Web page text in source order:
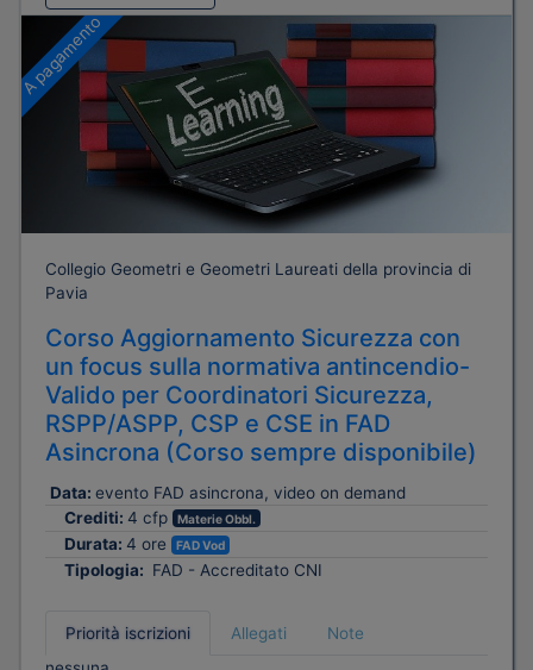
A pagamento
Collegio Geometri e Geometri Laureati della provincia di
Pavia
Corso Aggiornamento Sicurezza con
un focus sulla normativa antincendio-
Valido per Coordinatori Sicurezza,
RSPP/ASPP, CSP e CSE in FAD
Asincrona (Corso sempre disponibile)
Data: evento FAD asincrona, video on demand
Crediti: 4 cfp Materie Obbl.
Durata: 4 ore FAD Vod
Tipologia: FAD - Accreditato CNI
Priorità iscrizioni Allegati
Note